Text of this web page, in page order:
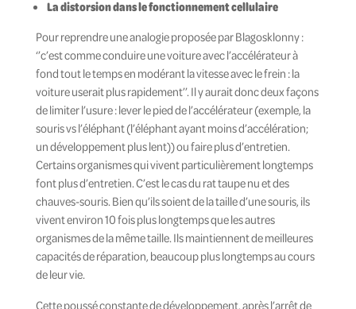
La distorsion dans le fonctionnement cellulaire
Pour reprendre une analogie proposée par Blagosklonny :
‘’c’est comme conduire une voiture avec l’accélérateur à
fond tout le temps en modérant la vitesse avec le frein : la
voiture userait plus rapidement’’. Il y aurait donc deux façons
de limiter l’usure : lever le pied de l’accélérateur (exemple, la
souris vs l’éléphant (l’éléphant ayant moins d’accélération;
un développement plus lent)) ou faire plus d’entretien.
Certains organismes qui vivent particulièrement longtemps
font plus d’entretien. C’est le cas du rat taupe nu et des
chauves-souris. Bien qu’ils soient de la taille d’une souris, ils
vivent environ 10 fois plus longtemps que les autres
organismes de la même taille. Ils maintiennent de meilleures
capacités de réparation, beaucoup plus longtemps au cours
de leur vie.
Cette poussé constante de développement, après l’arrêt de